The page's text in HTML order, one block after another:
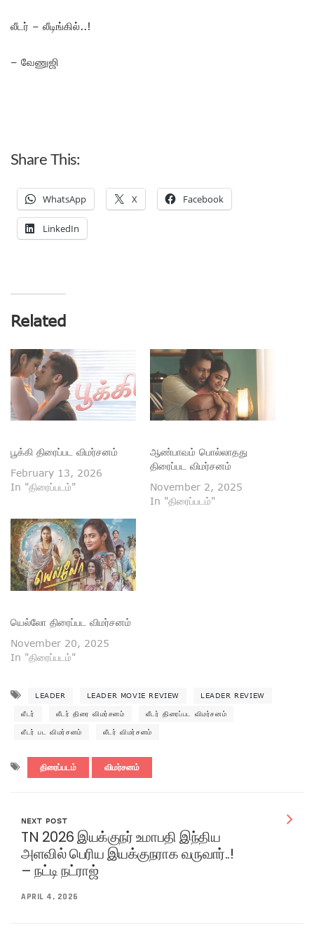
லீடர் – லீடிங்கில்..!
– வேணுஜி
Share This:
WhatsApp X Facebook
LinkedIn
Related
பூக்கி திரைப்பட விமர்சனம்
February 13, 2026
In "திரைப்படம்"
ஆண்பாவம் பொல்லாதது
திரைப்பட விமர்சனம்
November 2, 2025
In "திரைப்படம்"
யெல்லோ திரைப்பட விமர்சனம்
November 20, 2025
In "திரைப்படம்"
LEADER LEADER MOVIE REVIEW LEADER REVIEW
லீடர் லீடர் திரை விமர்சனம் லீடர் திரைப்பட விமர்சனம்
லீடர் பட விமர்சனம் லீடர் விமர்சனம்
திரைப்படம் விமர்சனம்
NEXT POST
TN 2026 இயக்குநர் உமாபதி இந்திய
அளவில் பெரிய இயக்குநராக வருவார்..!
– நட்டி நட்ராஜ்
APRIL 4, 2026